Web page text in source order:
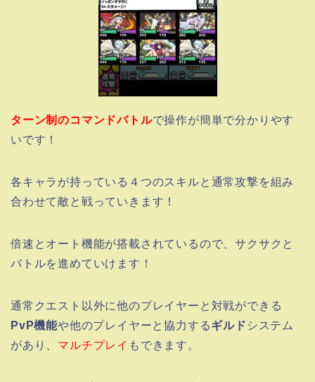
ターン制のコマンドバトルで操作が簡単で分かりやす
いです！
各キャラが持っている４つのスキルと通常攻撃を組み
合わせて敵と戦っていきます！
倍速とオート機能が搭載されているので、サクサクと
バトルを進めていけます！
通常クエスト以外に他のプレイヤーと対戦ができる
PvP機能や他のプレイヤーと協力するギルド システム
があり、 マルチプレイ もできます。